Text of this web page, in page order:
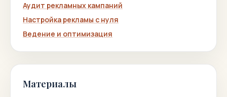
Аудит рекламных кампаний
Настройка рекламы с нуля
Ведение и оптимизация
Материалы